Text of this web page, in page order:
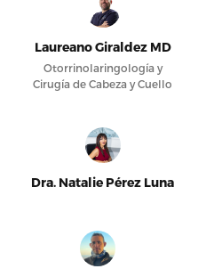
Laureano Giraldez MD
Otorrinolaringología y
Cirugía de Cabeza y Cuello
Dra. Natalie Pérez Luna